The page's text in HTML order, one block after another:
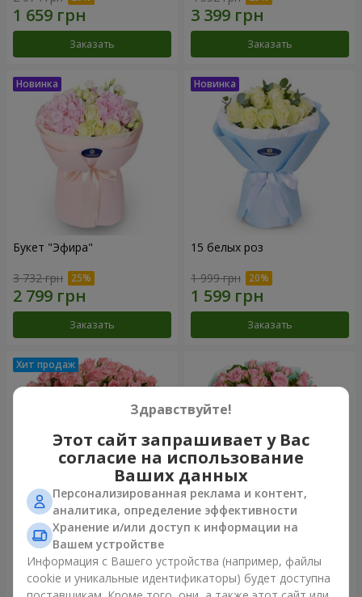
Заказать Заказать
Букет "Эфира"
3 732 грн
Заказать
15 белых роз
1 999 грн
Заказать
Цветы в коробке "Розовый
оазис"
3 124 грн
Композиция "Баллада о
маме"
2 324 грн
Здравствуйте!
Этот сайт запрашивает у Вас
согласие на использование
Ваших данных
Персонализированная реклама и контент,
аналитика, определение эффективности
Хранение и/или доступ к информации на
Вашем устройстве
Информация с Вашего устройства (например, файлы
cookie и уникальные идентификаторы) будет доступна